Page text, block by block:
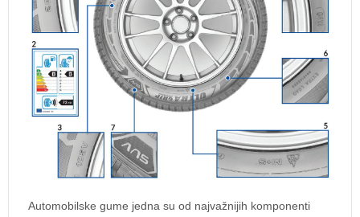
Automobilske gume jedna su od najvažnijih komponenti